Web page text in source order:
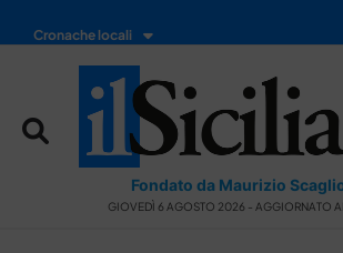
Cronache locali
Fondato da Maurizio
GIOVEDÌ 6 AGOSTO 2026 - AGGIORNATO